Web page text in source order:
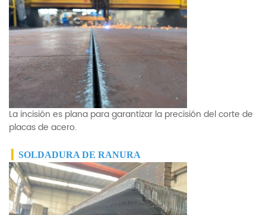
La incisión es plana para garantizar la precisión del corte de
placas de acero.
SOLDADURA DE RANURA